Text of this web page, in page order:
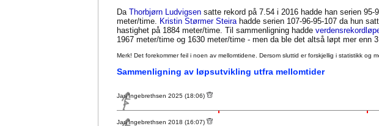
Da Thorbjørn Ludvigsen satte rekord på 7.54 i 2016 hadde han serien
meter/time. Kristin Størmer Steirahadde serien 107-96-95-107 da hun
hastighet på 1884 meter/time. Til sammenligning hadde
1967 meter/time og 1630 meter/time - men da ble det altså løpt mer enn
Merk! Det forekommer feil i noen av mellomtidene. Dersom sluttid er forskjellig i statistikk og
Sammenligning av løpsutvikling utfra mellomtider
Jarl Ingebrethsen 2025 (18:06)
Jarl Ingebrethsen 2018 (16:07)